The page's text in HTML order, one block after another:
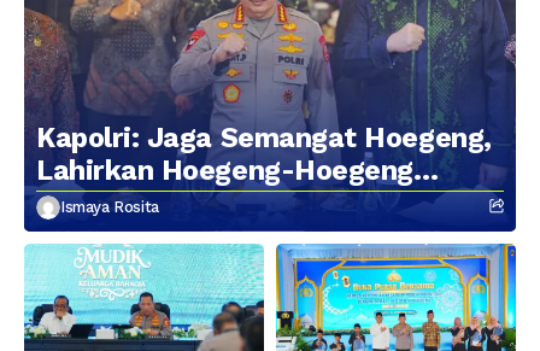
Kapolri: Jaga Semangat Hoegeng,
Lahirkan Hoegeng-Hoegeng
Berikutnya
Ismaya Rosita